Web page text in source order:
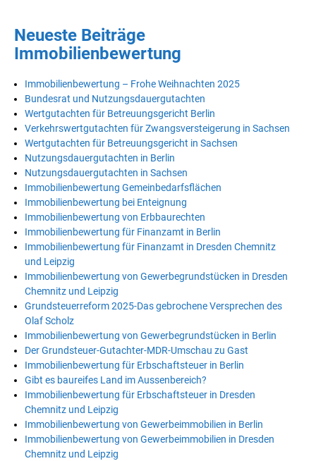
Neueste Beiträge
Immobilienbewertung
Immobilienbewertung – Frohe Weihnachten 2025
Bundesrat und Nutzungsdauergutachten
Wertgutachten für Betreuungsgericht Berlin
Verkehrswertgutachten für Zwangsversteigerung in Sachsen
Wertgutachten für Betreuungsgericht in Sachsen
Nutzungsdauergutachten in Berlin
Nutzungsdauergutachten in Sachsen
Immobilienbewertung Gemeinbedarfsflächen
Immobilienbewertung bei Enteignung
Immobilienbewertung von Erbbaurechten
Immobilienbewertung für Finanzamt in Berlin
Immobilienbewertung für Finanzamt in Dresden Chemnitz
und Leipzig
Immobilienbewertung von Gewerbegrundstücken in Dresden
Chemnitz und Leipzig
Grundsteuerreform 2025-Das gebrochene Versprechen des
Olaf Scholz
Immobilienbewertung von Gewerbegrundstücken in Berlin
Der Grundsteuer-Gutachter-MDR-Umschau zu Gast
Immobilienbewertung für Erbschaftsteuer in Berlin
Gibt es baureifes Land im Aussenbereich?
Immobilienbewertung für Erbschaftsteuer in Dresden
Chemnitz und Leipzig
Immobilienbewertung von Gewerbeimmobilien in Berlin
Immobilienbewertung von Gewerbeimmobilien in Dresden
Chemnitz und Leipzig